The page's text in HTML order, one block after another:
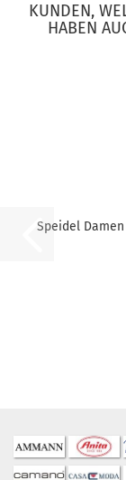
KUNDEN,
HABEN
Speidel